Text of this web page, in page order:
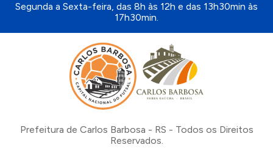
Segunda a Sexta-feira, das 8h às 12h e das 13h30min às
17h30min.
Prefeitura de Carlos Barbosa - RS - Todos os Direitos
Reservados.